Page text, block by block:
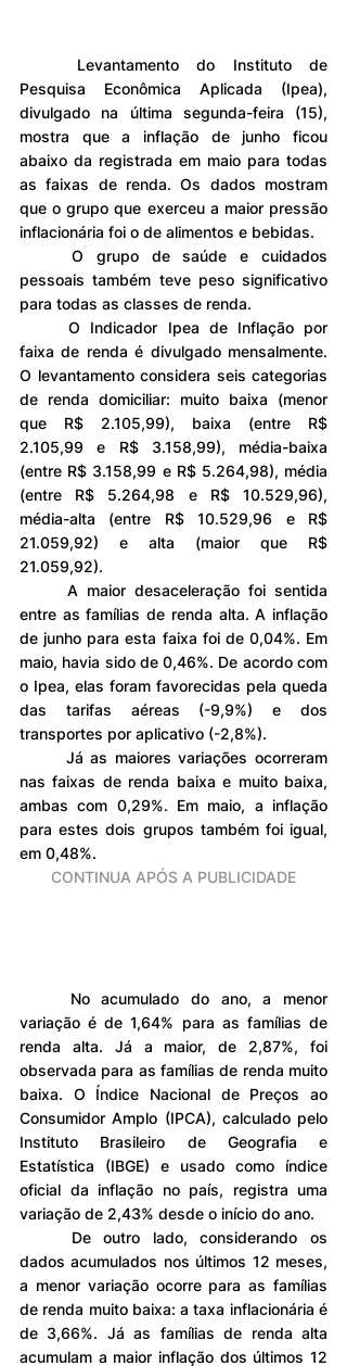
Pesquisa Econômica Aplicada (Ipea),
divulgado na última segunda-feira (15),
mostra que a inflação de junho ficou
abaixo da registrada em maio para todas
as faixas de renda. Os dados mostram
que o grupo que exerceu a maior pressão
inflacionária foi o de alimentos e bebidas.
pessoais também teve peso significativo
para todas as classes de renda.
	O Indicador Ipea de Inflação por
faixa de renda é divulgado mensalmente.
O levantamento considera seis categorias
de renda domiciliar: muito baixa (menor
que R$ 2.105,99), baixa (entre R$
2.105,99 e R$ 3.158,99), média-baixa
(entre R$ 3.158,99 e R$ 5.264,98), média
(entre R$ 5.264,98 e R$ 10.529,96),
média-alta (entre R$ 10.529,96 e R$
21.059,92) e alta (maior que R$
21.059,92).
entre as famílias de renda alta. A inflação
de junho para esta faixa foi de 0,04%. Em
maio, havia sido de 0,46%. De acordo com
o Ipea, elas foram favorecidas pela queda
das tarifas aéreas (-9,9%) e dos
transportes por aplicativo (-2,8%).
nas faixas de renda baixa e muito baixa,
ambas com 0,29%. Em maio, a inflação
para estes dois grupos também foi igual,
em 0,48%.
CONTINUA APÓS A PUBLICIDADE
variação é de 1,64% para as famílias de
renda alta. Já a maior, de 2,87%, foi
observada para as famílias de renda muito
baixa. O Índice Nacional de Preços ao
Consumidor Amplo (IPCA), calculado pelo
Instituto Brasileiro de Geografia e
Estatística (IBGE) e usado como índice
oficial da inflação no país, registra uma
variação de 2,43% desde o início do ano.
dados acumulados nos últimos 12 meses,
a menor variação ocorre para as famílias
de renda muito baixa: a taxa inflacionária é
de 3,66%. Já as famílias de renda alta
acumulam a maior inflação dos últimos 12